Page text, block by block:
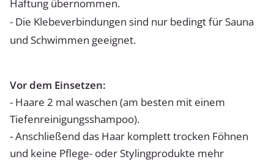
Haftung übernommen.
- Die Klebeverbindungen sind nur bedingt für Sauna
und Schwimmen geeignet.
Vor dem Einsetzen:
- Haare 2 mal waschen (am besten mit einem
Tiefenreinigungsshampoo).
- Anschließend das Haar komplett trocken Föhnen
und keine Pflege- oder Stylingprodukte mehr